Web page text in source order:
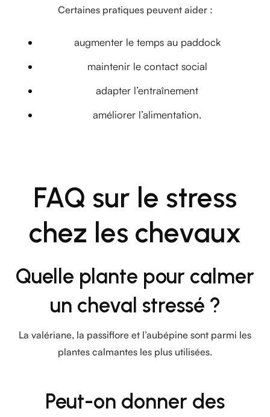
Certaines pratiques peuvent aider :
augmenter le temps au paddock
maintenir le contact social
adapter l’entraînement
améliorer l’alimentation.
FAQ sur le stress
chez les chevaux
Quelle plante pour calmer
un cheval stressé ?
La valériane, la passiflore et l’aubépine sont parmi les
plantes calmantes les plus utilisées.
Peut-on donner des